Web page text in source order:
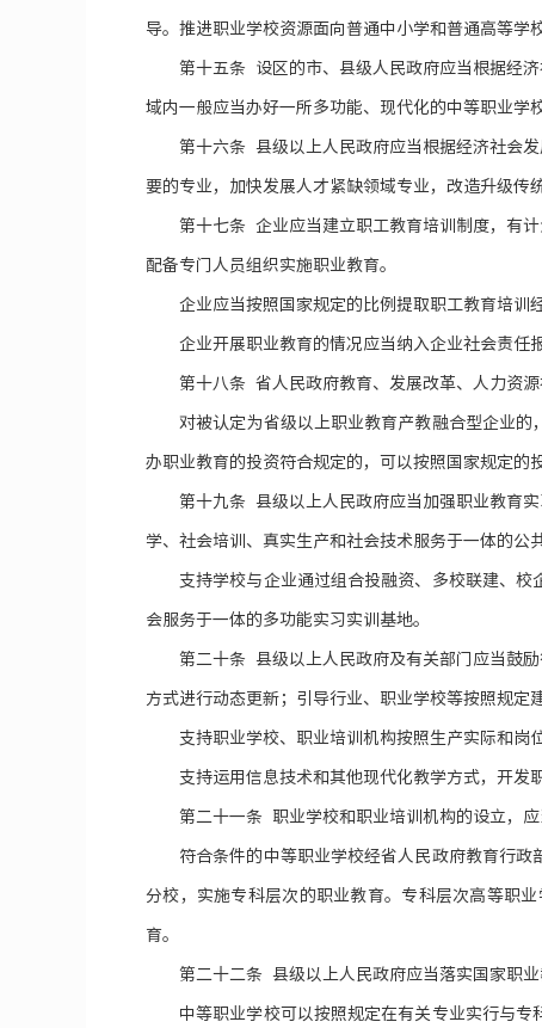
导。推进职业学校资源面向普通中小学和普通高等学
第十五条 设区的市、县级人民政府应当根据经
域内一般应当办好一所多功能、现代化的中等职业学校
第十六条 县级以上人民政府应当根据经济社会
要的专业，加快发展人才紧缺领域专业，改造升级传
第十七条 企业应当建立职工教育培训制度，有
配备专门人员组织实施职业教育。
企业应当按照国家规定的比例提取职工教育培训
企业开展职业教育的情况应当纳入企业社会责任报
第十八条 省人民政府教育、发展改革、人力资
对被认定为省级以上职业教育产教融合型企业
办职业教育的投资符合规定的，可以按照国家规定的
第十九条 县级以上人民政府应当加强职业教育
学、社会培训、真实生产和社会技术服务于一体的公
支持学校与企业通过组合投融资、多校联建、
会服务于一体的多功能实习实训基地。
第二十条 县级以上人民政府及有关部门应当鼓
方式进行动态更新；引导行业、职业学校等按照规定
支持职业学校、职业培训机构按照生产实际和岗
支持运用信息技术和其他现代化教学方式，开发
第二十一条 职业学校和职业培训机构的设立，
符合条件的中等职业学校经省人民政府教育行
分校，实施专科层次的职业教育。专科层次高等职
育。
第二十二条 县级以上人民政府应当落实国家职业
中等职业学校可以按照规定在有关专业实行与